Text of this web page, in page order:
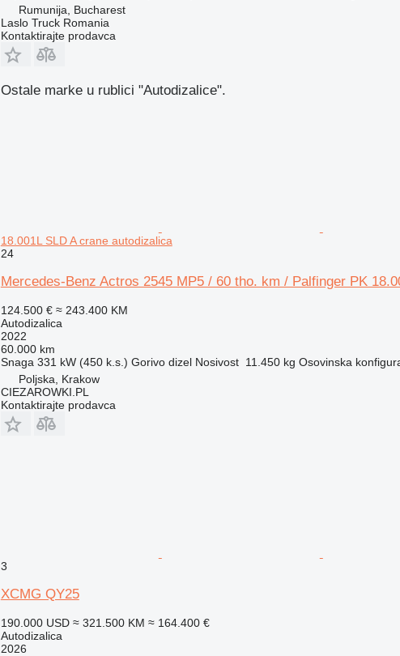
Rumunija, Bucharest
Laslo Truck Romania
Kontaktirajte prodavca
Ostale marke u rublici "Autodizalice".
18.001L SLD A crane autodizalica
24
Mercedes-Benz Actros 2545 MP5 / 60 tho. km / Palfinger PK
124.500 € ≈ 243.400 KM
Autodizalica
2022
60.000 km
Snaga 331 kW (450 k.s.) Gorivo dizel Nosivost 11.450 kg Osovinska
Poljska, Krakow
CIEZAROWKI.PL
Kontaktirajte prodavca
3
XCMG QY25
190.000 USD ≈ 321.500 KM ≈ 164.400 €
Autodizalica
2026